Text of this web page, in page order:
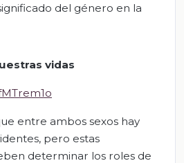
del género en la
vidas
entre ambos sexos hay
pero estas
determinar los roles de